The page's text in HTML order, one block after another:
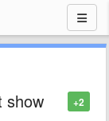
+2
show